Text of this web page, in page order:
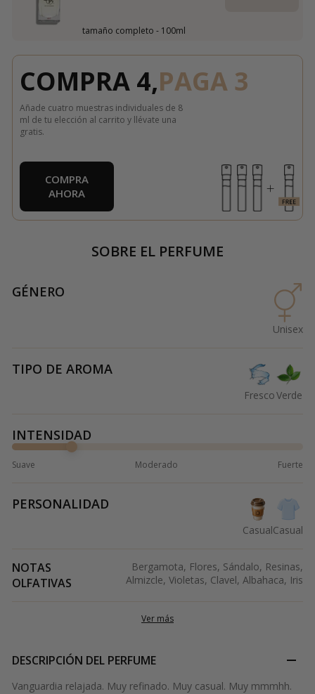
tamaño completo - 100ml
COMPRA 4,PAGA 3
Añade cuatro muestras individuales de 8
ml de tu elección al carrito y llévate una
gratis.
COMPRA
AHORA
SOBRE EL PERFUME
GÉNERO
Unisex
TIPO DE AROMA
FrescoVerde
INTENSIDAD
Suave Moderado Fuerte
PERSONALIDAD
CasualCasual
NOTAS
OLFATIVAS
Bergamota, Flores, Sándalo, Resinas,
Almizcle, Violetas, Clavel, Albahaca, Iris
Ver más
DESCRIPCIÓN DEL PERFUME
Vanguardia relajada. Muy refinado. Muy casual. Muy mmmhh.